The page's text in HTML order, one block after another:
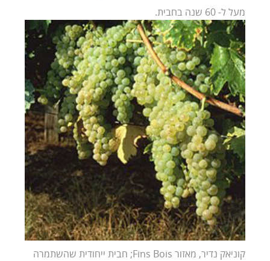
מעל ל- 60 שנה בחבית.
קוניאק נדיר, מאזור Fins Bois; חבית ייחודית שהשתמרה